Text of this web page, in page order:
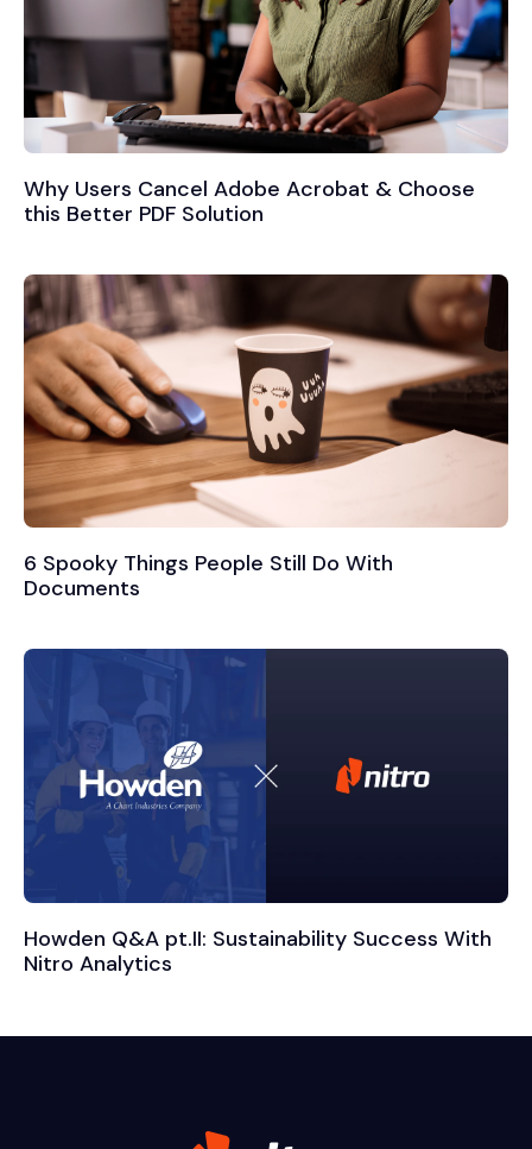
Why Users Cancel Adobe Acrobat & Choose
this Better PDF Solution
6 Spooky Things People Still Do With
Documents
Howden Q&A pt.II: Sustainability Success With
Nitro Analytics